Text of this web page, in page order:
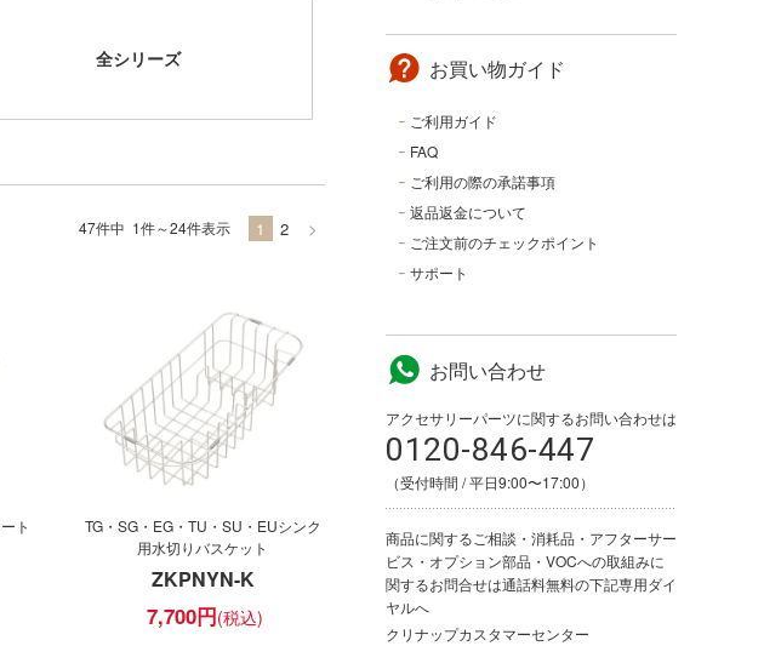
全シリーズ
1 2 >
47件中 1件～24件表示
ト
TG・SG・EG・TU・SU・EUシンク
用水切りバスケット
ZKPNYN-K
7,700円
お買い物ガイド
ご利用ガイド
FAQ
ご利用の際の承諾事項
返品返金について
ご注文前のチェックポイント
サポート
お問い合わせ
アクセサリーパーツに関するお問い合わせは
0120-846-447
（受付時間 / 平日9:00〜17:00）
商品に関するご相談・消耗品・アフターサー
ビス・オプション部品・VOCへの取組みに
関するお問合せは通話料無料の下記専用ダイ
ヤルへ
クリナップカスタマーセンター